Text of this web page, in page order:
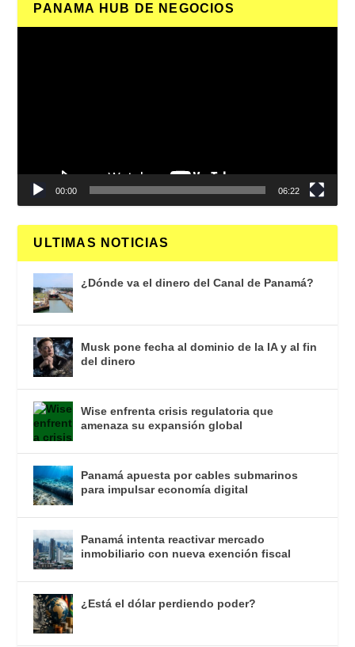
PANAMA HUB DE NEGOCIOS
00:00 06:22
ULTIMAS NOTICIAS
¿Dónde va el dinero del Canal de Panamá?
Musk pone fecha al dominio de la IA y al fin
del dinero
Wise enfrenta crisis regulatoria que
amenaza su expansión global
Panamá apuesta por cables submarinos
para impulsar economía digital
Panamá intenta reactivar mercado
inmobiliario con nueva exención fiscal
¿Está el dólar perdiendo poder?